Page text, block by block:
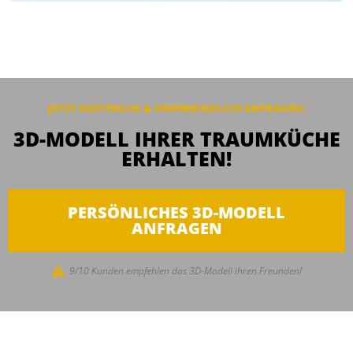
JETZT KOSTENLOS & UNVERBINDLICH ANFRAGEN:
3D-MODELL IHRER TRAUMKÜCHE
ERHALTEN!
PERSÖNLICHES 3D-MODELL
ANFRAGEN
9/10 Kunden empfehlen das 3D-Modell ihren Freunden!